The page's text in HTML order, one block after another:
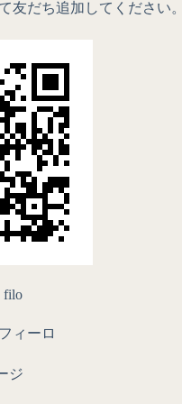
友だち追加してください
filo
ィーロ
ジ